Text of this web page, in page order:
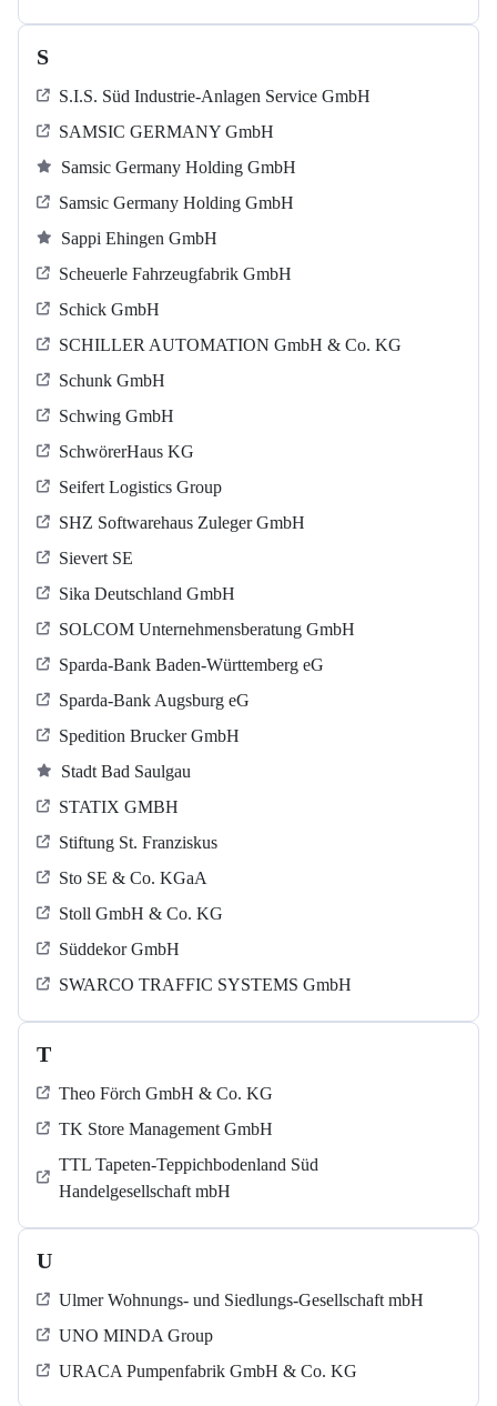
S
S.I.S. Süd Industrie-Anlagen Service GmbH
SAMSIC GERMANY GmbH
Samsic Germany Holding GmbH
Samsic Germany Holding GmbH
Sappi Ehingen GmbH
Scheuerle Fahrzeugfabrik GmbH
Schick GmbH
SCHILLER AUTOMATION GmbH & Co. KG
Schunk GmbH
Schwing GmbH
SchwörerHaus KG
Seifert Logistics Group
SHZ Softwarehaus Zuleger GmbH
Sievert SE
Sika Deutschland GmbH
SOLCOM Unternehmensberatung GmbH
Sparda-Bank Baden-Württemberg eG
Sparda-Bank Augsburg eG
Spedition Brucker GmbH
Stadt Bad Saulgau
STATIX GMBH
Stiftung St. Franziskus
Sto SE & Co. KGaA
Stoll GmbH & Co. KG
Süddekor GmbH
SWARCO TRAFFIC SYSTEMS GmbH
T
Theo Förch GmbH & Co. KG
TK Store Management GmbH
TTL Tapeten-Teppichbodenland Süd
Handelgesellschaft mbH
U
Ulmer Wohnungs- und Siedlungs-Gesellschaft mbH
UNO MINDA Group
URACA Pumpenfabrik GmbH & Co. KG